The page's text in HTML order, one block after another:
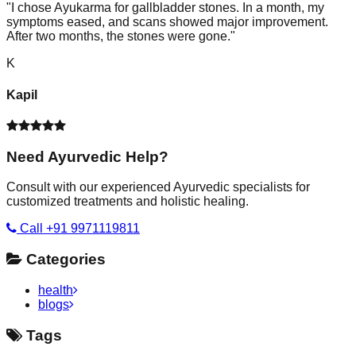
" I chose Ayukarma for gallbladder stones. In a month, my
symptoms eased, and scans showed major improvement.
After two months, the stones were gone."
K
Kapil
Need Ayurvedic Help?
Consult with our experienced Ayurvedic specialists for
customized treatments and holistic healing.
Call +91 9971119811
Categories
health
blogs
Tags